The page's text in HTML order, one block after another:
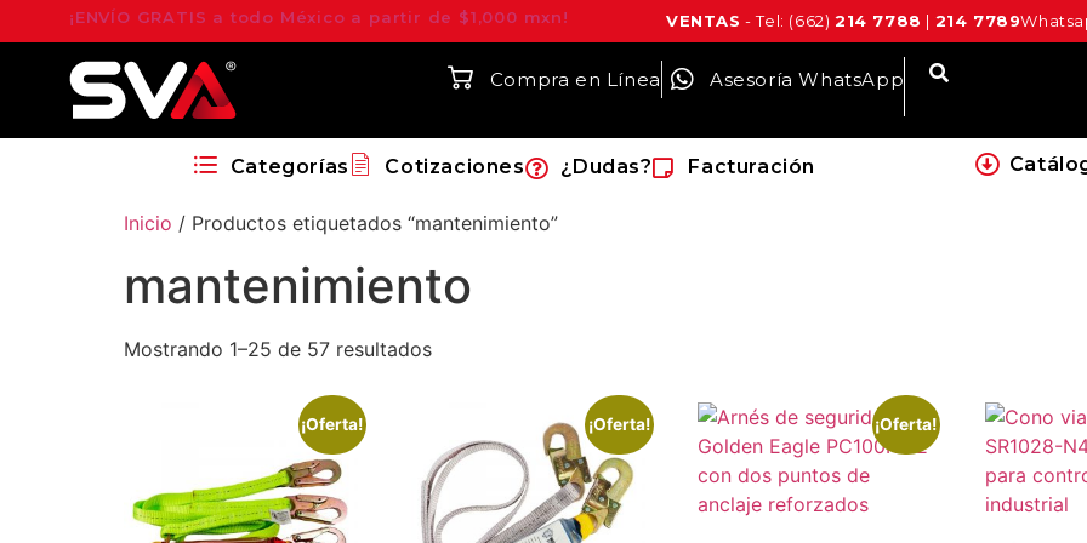
¡ENVÍO GRATIS a todo México a partir de $1,000 mxn! VENTAS - Tel: (662)214 7788 | 214 7789
Compra en Línea Asesoría WhatsApp
Categorías Cotizaciones ¿Dudas? Facturación
Inicio / Productos etiquetados “mantenimiento”
mantenimiento
Mostrando 1–25 de 57 resultados
¡Oferta! ¡Oferta! ¡Oferta!